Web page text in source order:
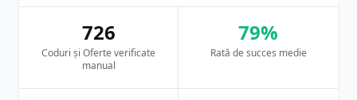
726
Coduri și Oferte verificate
manual
79%
Rată de succes medie